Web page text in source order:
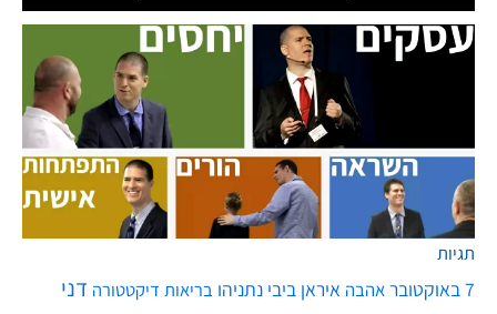
תגיות
7 באוקטובר אהבה איראן ביבי נתניהו בריאות דיקטטורה דני